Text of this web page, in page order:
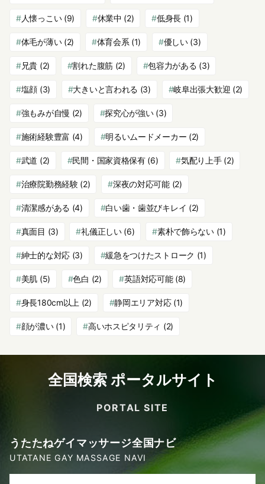
人懐っこい(9) 休業中 (2) 低身長 (1)
体毛が薄い(2) 体育会系 (1) 優しい(3)
兄貴 (2) 割れた腹筋(2) 包容力がある (3)
塩顔 (3) 大きいと言われる (3) 岐阜出張大歓迎 (2)
強もみが自慢 (2) 探究心が強い(3)
施術経験豊富 (4) 明るいムードメーカー (2)
武道 (2) 民間・国家資格保有(6) 気配り上手(2)
治療院勤務経験(2) 深夜の対応可能(2)
清潔感がある (4) 白い歯・歯並びキレイ (2)
真面目 (3) 礼儀正しい(6) 素朴で飾らない(1)
紳士的な対応(3) 緩急をつけたストローク (1)
美肌 (5) 色白 (2) 英語対応可能(8)
身長180cm以上 (2) 静岡エリア対応(1)
顔が濃い(1) 高いホスピタリティ (2)
全国検索 ポータルサイト
PORTAL SITE
うたたねゲイマッサージ全国ナビ
UTATANE GAY MASSAGE NAVI